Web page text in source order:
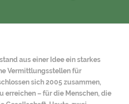
aus einer Idee ein starkes
Vermittlungsstellen für
sich 2005 zusammen,
erreichen – für die Menschen, die